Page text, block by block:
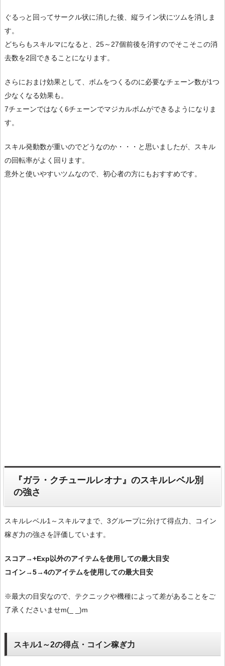
ぐるっと回ってサークル状に消した後、縦ライン状にツムを消しま
す。
どちらもスキルマになると、25～27個前後を消すのでそこそこの消
去数を2回できることになります。
さらにおまけ効果として、ボムをつくるのに必要なチェーン数が1つ
少なくなる効果も。
7チェーンではなく6チェーンでマジカルボムができるようになりま
す。
スキル発動数が重いのでどうなのか・・・と思いましたが、スキル
の回転率がよく回ります。
意外と使いやすいツムなので、初心者の方にもおすすめです。
『ガラ・クチュールレオナ』のスキルレベル別
の強さ
スキルレベル1～スキルマまで、3グループに分けて得点力、コイン
稼ぎ力の強さを評価しています。
スコア→+Exp以外のアイテムを使用しての最大目安
コイン→5→4のアイテムを使用しての最大目安
※最大の目安なので、テクニックや機種によって差があることをご
了承くださいませm(_ _)m
スキル1～2の得点・コイン稼ぎ力